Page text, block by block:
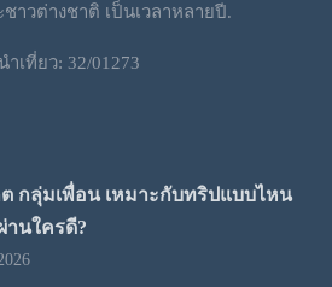
วต่างชาติ เป็นเวลาหลายปี.
เที่ยว: 32/01273
ต กลุ่มเพื่อน เหมาะกับทริปแบบไหน
านใครดี?